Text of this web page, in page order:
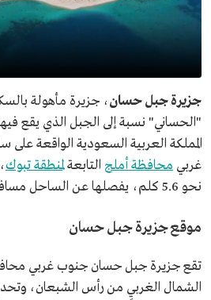
جزيرة جبل حسان، جزيرة مأهولة
"الحساني" نسبة إلى الجبل الذي يقع
المملكة العربية السعودية الواقعة
غربي محافظة أملج التابعةلمنطقة تبوك
نحو 5.6 كلم، يفصلها عن الساحل مسافة 7.2 أميال بحرية.
موقع جزيرة جبل حسان
تقع جزيرة جبل حسان جنوب غربي
الشمال الغربي من رأس الشبعان،